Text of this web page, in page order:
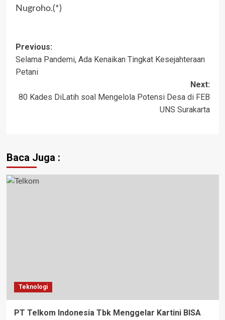
Nugroho.(*)
Previous:
Selama Pandemi, Ada Kenaikan Tingkat Kesejahteraan
Petani
Next:
80 Kades DiLatih soal Mengelola Potensi Desa di FEB
UNS Surakarta
Baca Juga :
Teknologi
PT Telkom Indonesia Tbk Menggelar Kartini BISA